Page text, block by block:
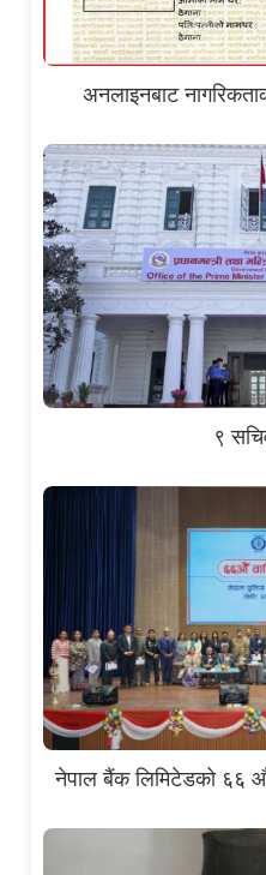
अनलाइनबाट
९
नेपाल बैंक लिमिटेडको ६६ औँ